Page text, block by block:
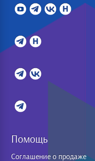
Помощь
Соглашение о продаже